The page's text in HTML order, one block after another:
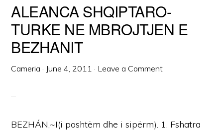
ALEANCA SHQIPTARO-
TURKE NE MBROJTJEN E
BEZHANIT
Cameria · June 4, 2011 · Leave a Comment
BEZHÁN,~I(i poshtëm dhe i sipërm). 1. Fshatra